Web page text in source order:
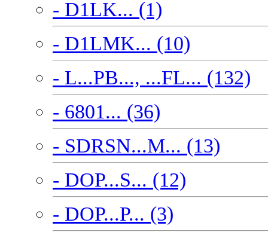
- D1LK... (1)
- D1LMK... (10)
- L...PB..., ...FL... (132)
- 6801... (36)
- SDRSN...M... (13)
- DOP...S... (12)
- DOP...P... (3)